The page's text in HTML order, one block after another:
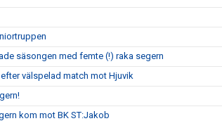
säsongen med femte (!) raka segern
efter välspelad match mot Hjuvik
kom mot BK ST:Jakob